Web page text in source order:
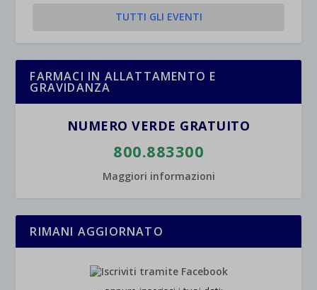
TUTTI GLI EVENTI
FARMACI IN ALLATTAMENTO E
GRAVIDANZA
NUMERO VERDE GRATUITO
800.883300
Maggiori informazioni
RIMANI AGGIORNATO